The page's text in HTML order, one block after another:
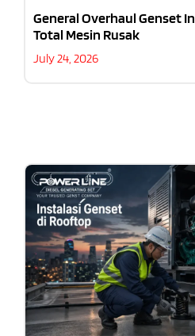
General Overhaul Genset
Total Mesin Rusak
July 24, 2026